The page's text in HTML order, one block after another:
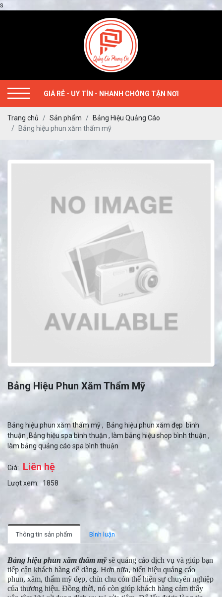
s
GIÁ RẺ - UY TÍN - NHANH CHÓNG TẬN NƠI
Trang chủ Sản phẩm
Bảng Hiệu Quảng Cáo
Bảng hiệu phun xăm thẩm mỹ
Bảng Hiệu Phun Xăm Thẩm Mỹ
Bảng hiệu phun xăm thẩm mỹ , Bảng hiệu phun xăm đẹp bình
thuận ,Bảng hiệu spa bình thuận , làm bảng hiệu shop bình thuận ,
làm bảng quảng cáo spa bình thuận
Giá: Liên hệ
Lượt xem: 1858
Thông tin sản phẩm Bình luận
Bảng hiệu phun xăm thẩm mỹsẽ quảng cáo dịch vụ và giúp bạn
tiếp cận khách hàng dễ dàng. Hơn nữa, biển hiệu quảng cáo
phun, xăm, thẩm mỹ đẹp, chỉn chu còn thể hiện sự chuyên nghiệp
của thương hiệu. Đồng thời, nó còn giúp khách hàng cảm thấy